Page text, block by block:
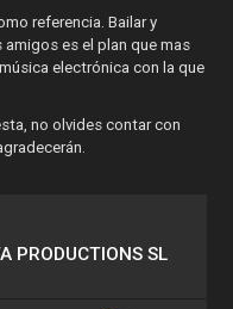
referencia. Bailar y
es el plan que mas
electrónica con la que
no olvides contar con
PRODUCTIONS SL